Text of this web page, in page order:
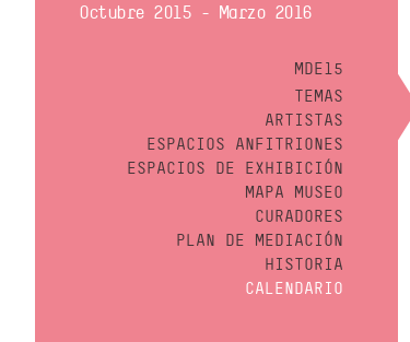
Octubre 2015 - Marzo 2016
MDE15
TEMAS
ARTISTAS
ESPACIOS ANFITRIONES
ESPACIOS DE EXHIBICIÓN
MAPA MUSEO
CURADORES
PLAN DE MEDIACIÓN
HISTORIA
CALENDARIO